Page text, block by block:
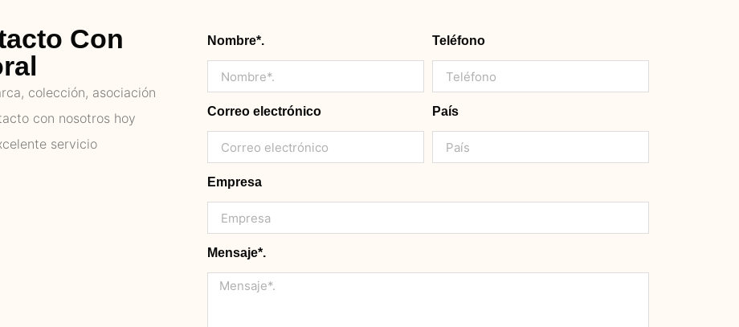
Con
colección, asociación
con nosotros hoy
servicio
Nombre*. Teléfono
Correo electrónico País
Empresa
Mensaje*.